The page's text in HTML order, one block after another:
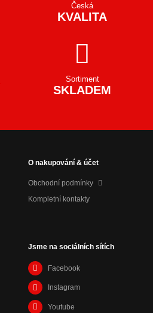
Česká
KVALITA
Sortiment
SKLADEM
O nakupování & účet
Obchodní podmínky
Kompletní kontakty
Jsme na sociálních sítích
Facebook
Instagram
Youtube